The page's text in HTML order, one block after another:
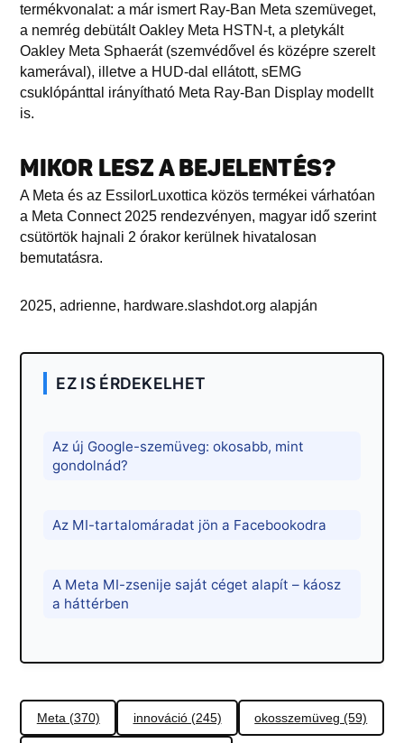
termékvonalat: a már ismert Ray-Ban Meta szemüveget,
a nemrég debütált Oakley Meta HSTN-t, a pletykált
Oakley Meta Sphaerát (szemvédővel és középre szerelt
kamerával), illetve a HUD-dal ellátott, sEMG
csuklópánttal irányítható Meta Ray-Ban Display modellt
is.
MIKOR LESZ A BEJELENTÉS?
A Meta és az EssilorLuxottica közös termékei várhatóan
a Meta Connect 2025 rendezvényen, magyar idő szerint
csütörtök hajnali 2 órakor kerülnek hivatalosan
bemutatásra.
2025, adrienne, hardware.slashdot.org alapján
EZ IS ÉRDEKELHET
Az új Google-szemüveg: okosabb, mint
gondolnád?
Az MI-tartalomáradat jön a Facebookodra
A Meta MI-zsenije saját céget alapít – káosz
a háttérben
Meta (370) innováció (245) okosszemüveg (59)